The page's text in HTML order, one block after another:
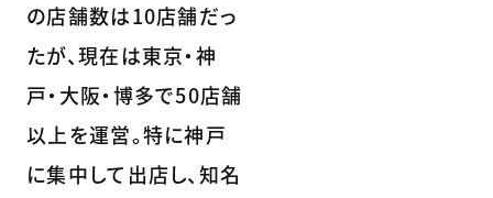
の店舗数は10店舗だっ
たが、現在は東京・神
戸・大阪・博多で50店舗
以上を運営。特に神戸
に集中して出店し、知名